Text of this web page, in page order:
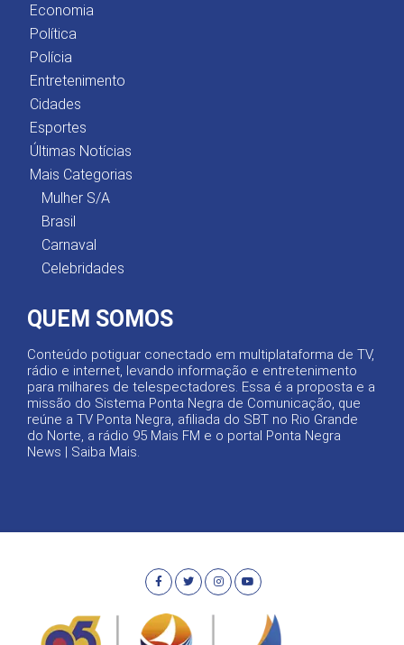
Economia
Política
Polícia
Entretenimento
Cidades
Esportes
Últimas Notícias
Mais Categorias
Mulher S/A
Brasil
Carnaval
Celebridades
QUEM SOMOS
Conteúdo potiguar conectado em multiplataforma de TV,
rádio e internet, levando informação e entretenimento
para milhares de telespectadores. Essa é a proposta e a
missão do Sistema Ponta Negra de Comunicação, que
reúne a TV Ponta Negra, afiliada do SBT no Rio Grande
do Norte, a rádio 95 Mais FM e o portal Ponta Negra
News | Saiba Mais.